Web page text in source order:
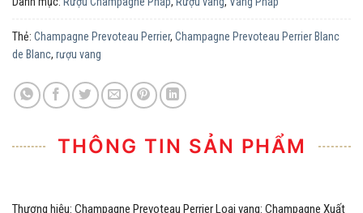
Thẻ: Champagne Prevoteau Perrier, Champagne Prevoteau Perrier Blanc
de Blanc, rượu vang
THÔNG TIN SẢN PHẨM
Thương hiệu: Champagne Prevoteau Perrier Loại vang: Champagne Xuất